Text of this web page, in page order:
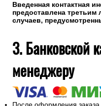
Введенная контактная
предоставлена
случаев,
3. Банковской
менеджеру